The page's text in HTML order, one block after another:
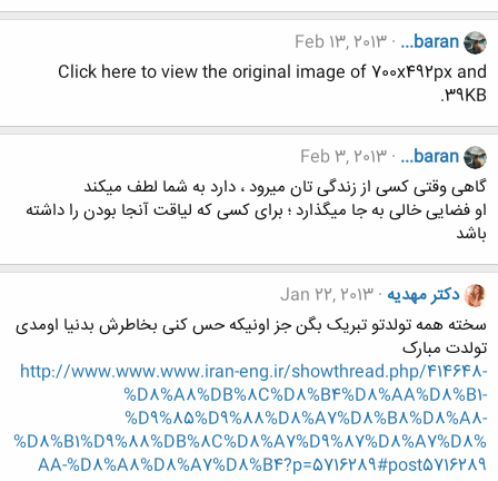
...baran
Feb 13, 2013
Click here to view the original image of 700x492px and
39KB.
...baran
Feb 3, 2013
گاهی وقتی کسی از زندگی تان میرود ، دارد به شما لطف میکند
او فضایی خالی به جا میگذارد ؛ برای کسی که لیاقت آنجا بودن را داشته
باشد
دکتر مهدیه Jan 22, 2013
سخته همه تولدتو تبریک بگن جز اونیکه حس کنی بخاطرش بدنیا اومدی
تولدت مبارک
http://www.www.www.iran-eng.ir/showthread.php/414648-
%D8%A8%DB%8C%D8%B4%D8%AA%D8%B1-
%D9%85%D9%88%D8%A7%D8%B8%D8%A8-
%D8%B1%D9%88%DB%8C%D8%A7%D9%87%D8%A7%D8%
AA-%D8%A8%D8%A7%D8%B4?p=5716289#post5716289